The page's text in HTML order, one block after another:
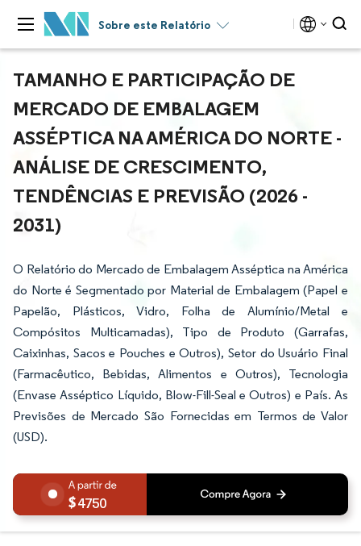
Sobre este Relatório
TAMANHO E PARTICIPAÇÃO DE
MERCADO DE EMBALAGEM
ASSÉPTICA NA AMÉRICA DO NORTE -
ANÁLISE DE CRESCIMENTO,
TENDÊNCIAS E PREVISÃO (2026 -
2031)
O Relatório do Mercado de Embalagem Asséptica na América
do Norte é Segmentado por Material de Embalagem (Papel e
Papelão, Plásticos, Vidro, Folha de Alumínio/Metal e
Compósitos Multicamadas), Tipo de Produto (Garrafas,
Caixinhas, Sacos e Pouches e Outros), Setor do Usuário Final
(Farmacêutico, Bebidas, Alimentos e Outros), Tecnologia
(Envase Asséptico Líquido, Blow-Fill-Seal e Outros) e País. As
Previsões de Mercado São Fornecidas em Termos de Valor
(USD).
4750